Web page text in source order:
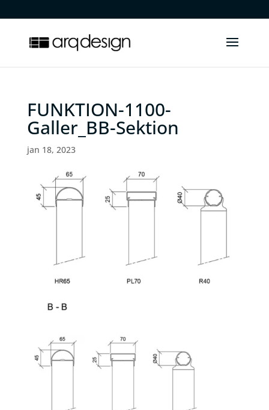
FUNKTION-1100-
Galler_BB-Sektion
jan 18, 2023